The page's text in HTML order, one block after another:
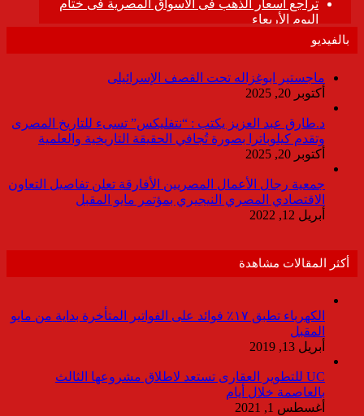
بالفيديو
ماجستير ابوغزاله تحت القصف الإسرائيلى
أكتوبر 20, 2025
د.طارق عبد العزيز يكتب : “نتفليكس” تسىء للتاريخ المصرى
وتقدم كيلوباترا بصورة تُجافي الحقيقة التاريخية والعلمية
أكتوبر 20, 2025
جمعية رجال الأعمال المصريين الأفارقة تعلن تفاصيل التعاون
الاقتصادي المصري النيجيري بمؤتمر مايو المقبل
أبريل 12, 2022
أكثر المقالات مشاهدة
الكهرباء تطبق ١٧٪ فوائد على الفواتير المتأخرة بداية من مايو
المقبل
أبريل 13, 2019
UC للتطوير العقارى تستعد لاطلاق مشروعها الثالث
بالعاصمة خلال أيام
أغسطس 1, 2021